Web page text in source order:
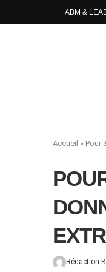
ABM &
Accueil » Pour
Rédaction